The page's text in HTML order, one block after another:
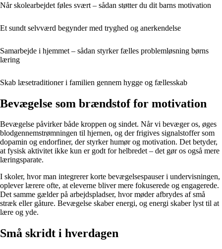
Når skolearbejdet føles svært – sådan støtter du dit barns motivation
Et sundt selvværd begynder med tryghed og anerkendelse
Samarbejde i hjemmet – sådan styrker fælles problemløsning børns
læring
Skab læsetraditioner i familien gennem hygge og fællesskab
Bevægelse som brændstof for motivation
Bevægelse påvirker både kroppen og sindet. Når vi bevæger os, øges
blodgennemstrømningen til hjernen, og der frigives signalstoffer som
dopamin og endorfiner, der styrker humør og motivation. Det betyder,
at fysisk aktivitet ikke kun er godt for helbredet – det gør os også mere
læringsparate.
I skoler, hvor man integrerer korte bevægelsespauser i undervisningen,
oplever lærere ofte, at eleverne bliver mere fokuserede og engagerede.
Det samme gælder på arbejdspladser, hvor møder afbrydes af små
stræk eller gåture. Bevægelse skaber energi, og energi skaber lyst til at
lære og yde.
Små skridt i hverdagen